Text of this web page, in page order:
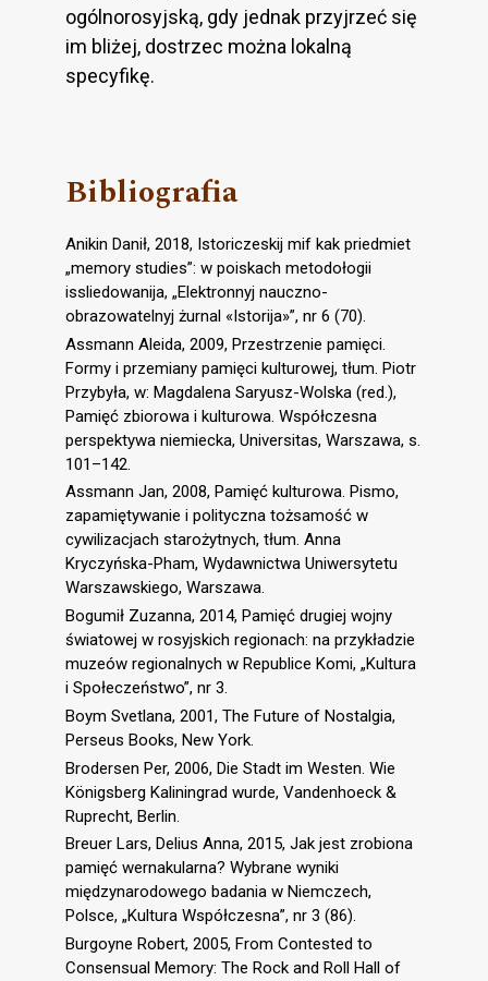
ogólnorosyjską, gdy jednak przyjrzeć się
im bliżej, dostrzec można lokalną
specyfikę.
Bibliografia
Anikin Danił, 2018, Istoriczeskij mif kak priedmiet
„memory studies”: w poiskach metodołogii
issliedowanija, „Elektronnyj nauczno-
obrazowatelnyj żurnal «Istorija»”, nr 6 (70).
Assmann Aleida, 2009, Przestrzenie pamięci.
Formy i przemiany pamięci kulturowej, tłum. Piotr
Przybyła, w: Magdalena Saryusz-Wolska (red.),
Pamięć zbiorowa i kulturowa. Współczesna
perspektywa niemiecka, Universitas, Warszawa, s.
101–142.
Assmann Jan, 2008, Pamięć kulturowa. Pismo,
zapamiętywanie i polityczna tożsamość w
cywilizacjach starożytnych, tłum. Anna
Kryczyńska-Pham, Wydawnictwa Uniwersytetu
Warszawskiego, Warszawa.
Bogumił Zuzanna, 2014, Pamięć drugiej wojny
światowej w rosyjskich regionach: na przykładzie
muzeów regionalnych w Republice Komi, „Kultura
i Społeczeństwo”, nr 3.
Boym Svetlana, 2001, The Future of Nostalgia,
Perseus Books, New York.
Brodersen Per, 2006, Die Stadt im Westen. Wie
Königsberg Kaliningrad wurde, Vandenhoeck &
Ruprecht, Berlin.
Breuer Lars, Delius Anna, 2015, Jak jest zrobiona
pamięć wernakularna? Wybrane wyniki
międzynarodowego badania w Niemczech,
Polsce, „Kultura Współczesna”, nr 3 (86).
Burgoyne Robert, 2005, From Contested to
Consensual Memory: The Rock and Roll Hall of